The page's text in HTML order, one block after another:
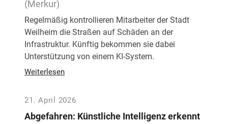
(Merkur)
Regelmäßig kontrollieren Mitarbeiter der Stadt
Weilheim die Straßen auf Schäden an der
Infrastruktur. Künftig bekommen sie dabei
Unterstützung von einem KI-System.
Weiterlesen
21. April 2026
Abgefahren: Künstliche Intelligenz erkennt